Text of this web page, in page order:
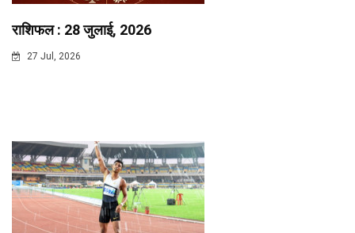
राशिफल : 28 जुलाई, 2026
27 Jul, 2026